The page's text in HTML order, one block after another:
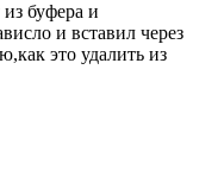
буфера и
и вставил через
это удалить из